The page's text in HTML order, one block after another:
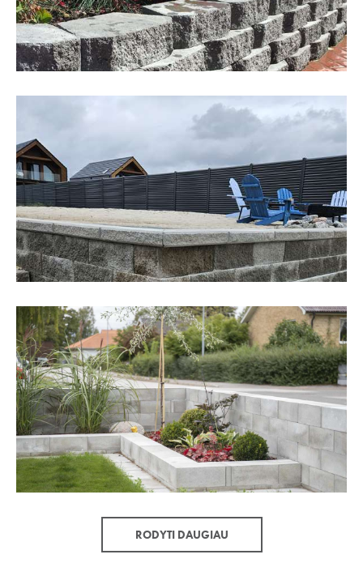
RODYTI DAUGIAU